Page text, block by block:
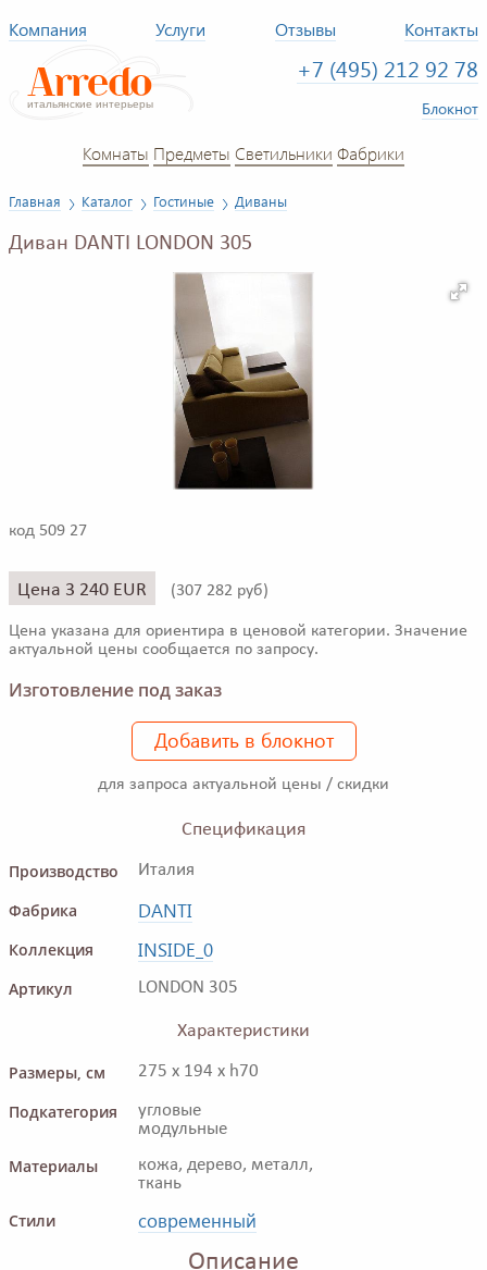
Компания Услуги Отзывы Контакты
+7 (495) 212 92 78
Блокнот
Комнаты Предметы Светильники Фабрики
Главная Каталог Гостиные Диваны
Диван DANTI LONDON 305
код 509 27
Цена 3 240 EUR (307 282 руб)
Цена указана для ориентира в ценовой категории. Значение
актуальной цены сообщается по запросу.
Изготовление под заказ
Добавить в блокнот
для запроса актуальной цены / скидки
Спецификация
Производство
Италия
Фабрика DANTI
Коллекция INSIDE_0
Артикул LONDON 305
Характеристики
Размеры, см
275 x 194 x h70
Подкатегория
угловые
модульные
Материалы
кожа, дерево, металл,
ткань
Стили современный
Описание